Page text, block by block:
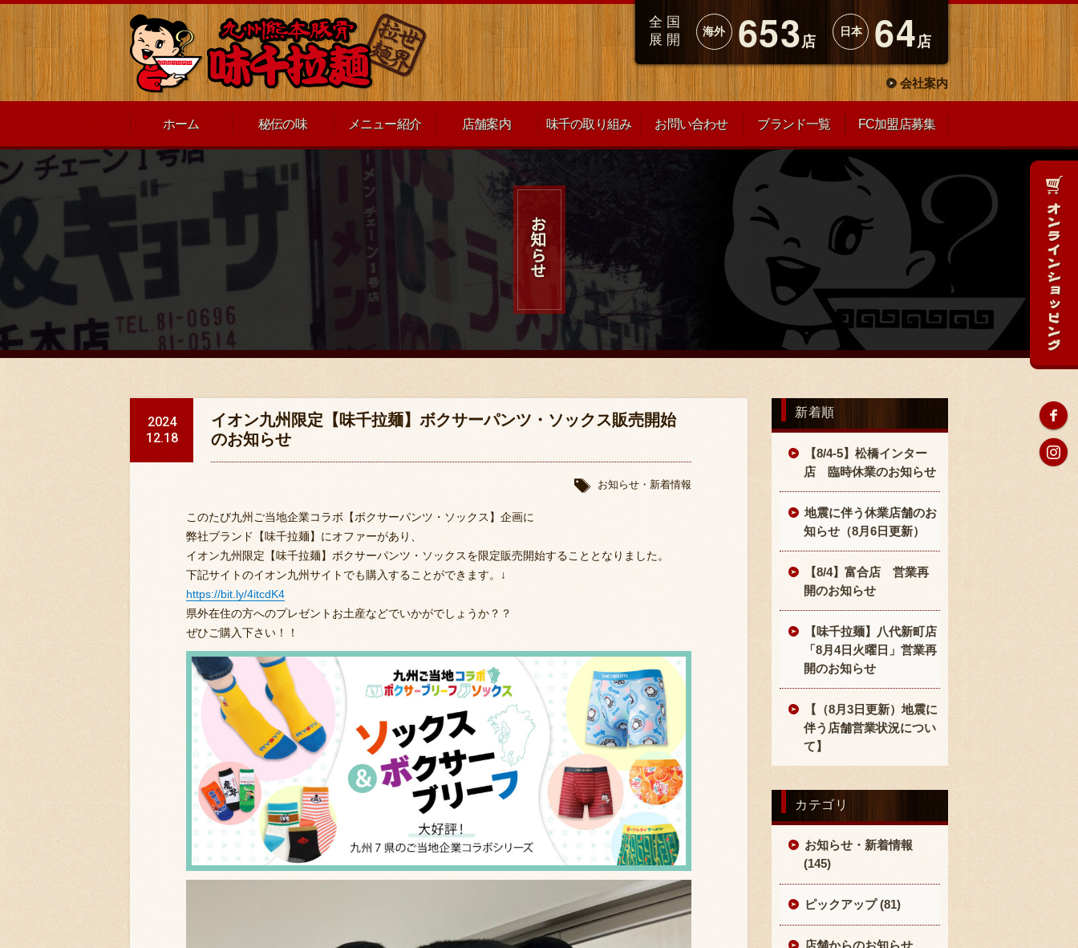
全国
展開
海外 653店
日本 64店
会社案内
ホーム 秘伝の味 メニュー紹介 店舗案内 味千の取り組み お問い合わせ ブランド一覧 FC加盟店募集
2024
12.18
イオン九州限定【味千拉麺】ボクサーパンツ・ソックス販売開始
のお知らせ
お知らせ・新着情報
このたび九州ご当地企業コラボ【ボクサーパンツ・ソックス】企画に
弊社ブランド【味千拉麺】にオファーがあり、
イオン九州限定【味千拉麺】ボクサーパンツ・ソックスを限定販売開始することとなりました。
下記サイトのイオン九州サイトでも購入することができます。↓
https://bit.ly/4itcdK4
県外在住の方へのプレゼントお土産などでいかがでしょうか？？
ぜひご購入下さい！！
新着順
【8/4-5】松橋インター
店 臨時休業のお知らせ
地震に伴う休業店舗のお
知らせ（8月6日更新）
【8/4】富合店 営業再
開のお知らせ
【味千拉麺】八代新町店
「8月4日火曜日」営業再
開のお知らせ
【（8月3日更新）地震に
伴う店舗営業状況につい
て】
カテゴリ
お知らせ・新着情報
(145)
ピックアップ (81)